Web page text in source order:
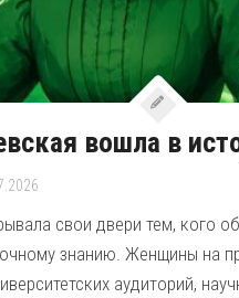
вошла в
свои двери тем, кого
знанию. Женщины на
аудиторий,